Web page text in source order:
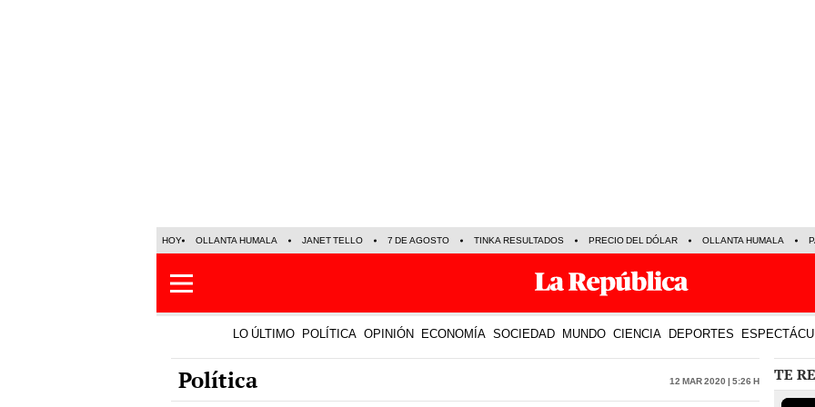
HOY OLLANTA HUMALA JANET TELLO 7 DE AGOSTO TINKA RESULTADOS PRECIO DEL DÓLAR OLLANTA HUMALA
LO ÚLTIMO POLÍTICA OPINIÓN ECONOMÍA SOCIEDAD MUNDO CIENCIA DEPORTES
Política 12 Mar 2020 | 5:26 h TE